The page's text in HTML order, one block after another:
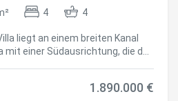
4 4
liegt an einem breiten Kanal
mit einer Südausrichtung, die den
und ausgestattet. Die1.890.000 €